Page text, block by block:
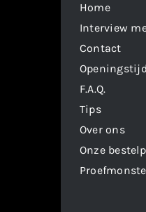
Home
Interview
Contact
F.A.Q.
Tips
Over ons
Onze